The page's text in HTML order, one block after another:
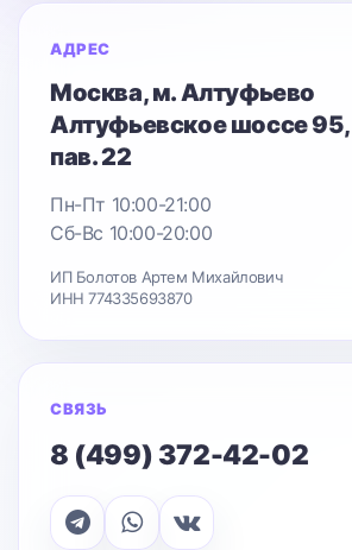
АДРЕС
Москва, м. Алтуфьево
Алтуфьевское шоссе 95
пав. 22
Пн-Пт 10:00-21:00
Сб-Вс 10:00-20:00
ИП Болотов Артем Михайлович
ИНН 774335693870
СВЯЗЬ
8 (499) 372-42-02